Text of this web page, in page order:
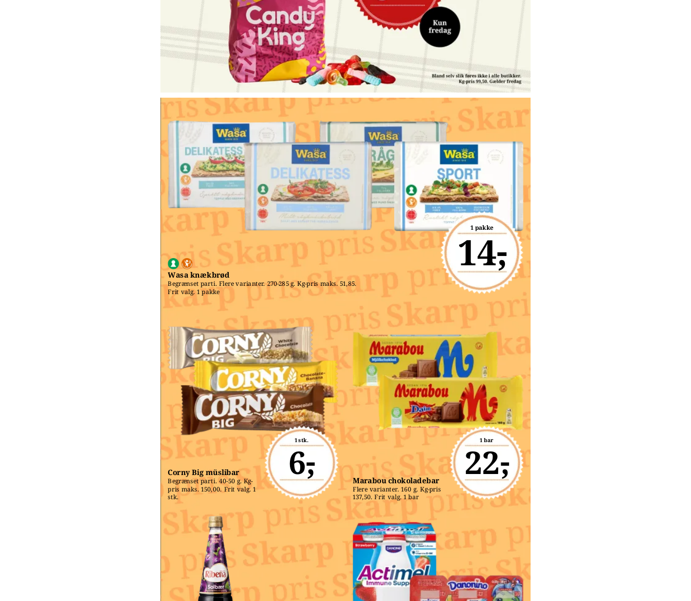
1 pakke
14,-
Wasa knækbrød
Begrænset parti. Flere varianter. 270-285 g. Kg-pris maks. 51,85.
Frit valg. 1 pakke
1 stk.
6,-
Corny Big müslibar
Begrænset parti. 40-50 g. Kg-
pris maks. 150,00. Frit valg. 1
stk.
1 bar
22,-
Marabou chokoladebar
Flere varianter. 160 g. Kg-pris
137,50. Frit valg. 1 bar